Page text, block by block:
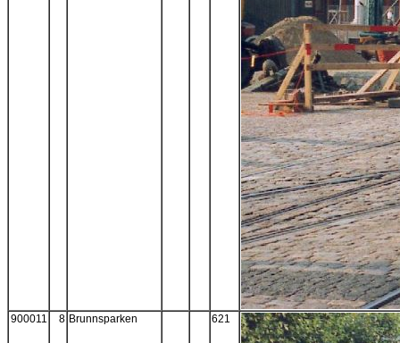
900011 8 Brunnsparken 621